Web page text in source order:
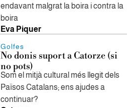
endavant malgrat la boira i contra la
boira
Eva Piquer
Golfes
No donis suport a Catorze (si
no pots)
Som el mitjà cultural més llegit dels
Països Catalans; ens ajudes a
continuar?